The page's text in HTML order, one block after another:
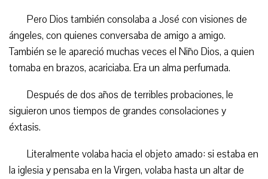
Pero Dios también consolaba a José con visiones de
ángeles, con quienes conversaba de amigo a amigo.
También se le apareció muchas veces el Niño Dios, a quien
tomaba en brazos, acariciaba. Era un alma perfumada.
Después de dos años de terribles probaciones, le
siguieron unos tiempos de grandes consolaciones y
éxtasis.
Literalmente volaba hacia el objeto amado: si estaba en
la iglesia y pensaba en la Virgen, volaba hasta un altar de